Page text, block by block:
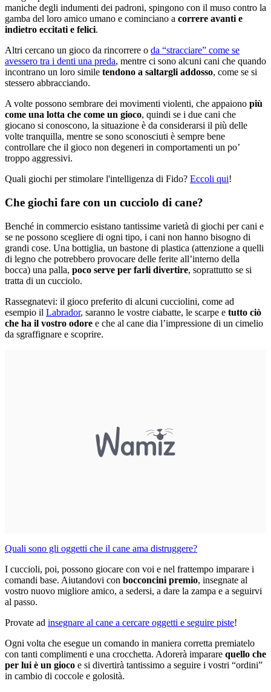
maniche degli indumenti dei padroni, spingono con il muso contro la
gamba del loro amico umano e cominciano a correre avanti e
indietro eccitati e felici.
Altri cercano un gioco da rincorrere o da “stracciare” come se
avessero tra i denti una preda, mentre ci sono alcuni cani che quando
incontrano un loro simile tendono a saltargli addosso, come se si
stessero abbracciando.
A volte possono sembrare dei movimenti violenti, che appaiono più
come una lotta che come un gioco, quindi se i due cani che
giocano si conoscono, la situazione è da considerarsi il più delle
volte tranquilla, mentre se sono sconosciuti è sempre bene
controllare che il gioco non degeneri in comportamenti un po’
troppo aggressivi.
Quali giochi per stimolare l'intelligenza di Fido? Eccoli qui!
Che giochi fare con un cucciolo di cane?
Benché in commercio esistano tantissime varietà di giochi per cani e
se ne possono scegliere di ogni tipo, i cani non hanno bisogno di
grandi cose. Una bottiglia, un bastone di plastica (attenzione a quelli
di legno che potrebbero provocare delle ferite all’interno della
bocca) una palla, poco serve per farli divertire, soprattutto se si
tratta di un cucciolo.
Rassegnatevi: il gioco preferito di alcuni cucciolini, come ad
esempio il Labrador, saranno le vostre ciabatte, le scarpe e tutto ciò
che ha il vostro odore e che al cane dia l’impressione di un cimelio
da sgraffignare e scoprire.
Quali sono gli oggetti che il cane ama distruggere?
I cuccioli, poi, possono giocare con voi e nel frattempo imparare i
comandi base. Aiutandovi con bocconcini premio, insegnate al
vostro nuovo migliore amico, a sedersi, a dare la zampa e a seguirvi
al passo.
Provate ad insegnare al cane a cercare oggetti e seguire piste!
Ogni volta che esegue un comando in maniera corretta premiatelo
con tanti complimenti e una crocchetta. Adorerà imparare quello che
per lui è un gioco e si divertirà tantissimo a seguire i vostri “ordini”
in cambio di coccole e golosità.